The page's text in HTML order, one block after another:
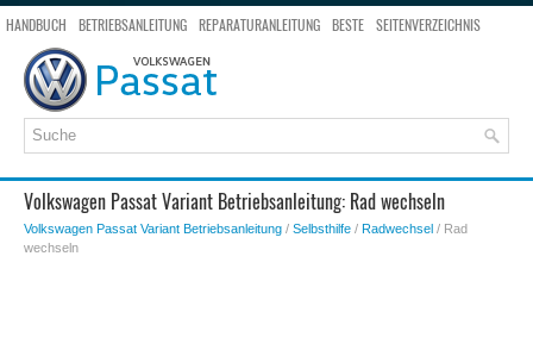
HANDBUCH BETRIEBSANLEITUNG REPARATURANLEITUNG BESTE
SEITENVERZEICHNIS
SEITENSUCHE
Volkswagen Passat Variant Betriebsanleitung: Rad wechseln
Volkswagen Passat Variant Betriebsanleitung / Selbsthilfe / Radwechsel / Rad
wechseln